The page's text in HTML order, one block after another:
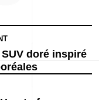
doré inspiré